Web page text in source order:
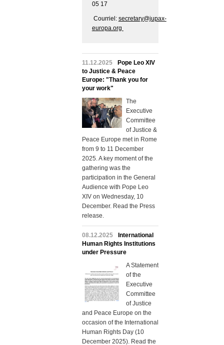
05 17
Courriel: secretary@jupax-
europa.org
11.12.2025
Pope Leo XIV
to Justice & Peace
Europe: "Thank you for
your work"
The
Executive
Committee
of Justice &
Peace Europe met in Rome
from 9 to 11 December
2025. A key moment of the
gathering was the
participation in the General
Audience with Pope Leo
XIV on Wednesday, 10
December. Read the Press
release.
08.12.2025
International
Human Rights Institutions
under Pressure
A Statement
of the
Executive
Committee
of Justice
and Peace Europe on the
occasion of the International
Human Rights Day (10
December 2025). Read the